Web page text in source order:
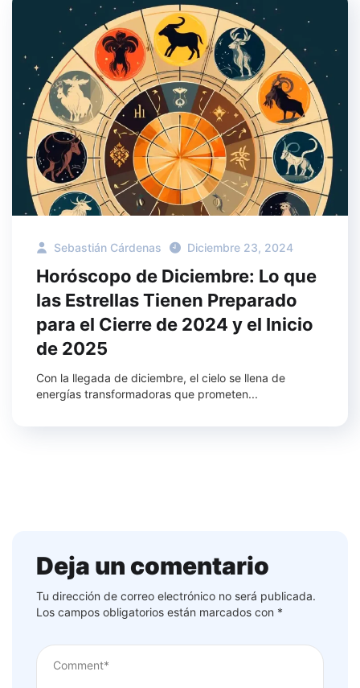
Sebastián Cárdenas Diciembre 23, 2024
Horóscopo de Diciembre: Lo que
las Estrellas Tienen Preparado
para el Cierre de 2024 y el Inicio
de 2025
Con la llegada de diciembre, el cielo se llena de
energías transformadoras que prometen...
Deja un comentario
Tu dirección de correo electrónico no será publicada.
Los campos obligatorios están marcados con *